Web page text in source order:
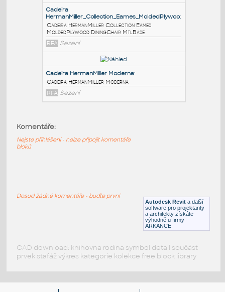
RFA
Cadeira
HermanMiller_Collection_Eames_UpholsteredM
Cadeira HermanMiller Collection Eames
UpholsteredMoldedArmChair
RFA Sezení
HermanMiller_Collection_Eames_MoldedPlywoo
Cadeira HermanMiller Collection Eames
MoldedPlywood DiningChair MtlBase
Cadeira HermanMiller Moderna
Cadeira HermanMiller ModernaAutodesk Revit a další
software pro projektanty
a architekty získáte
výhodně u firmy
ARKANCE
Komentáře:
Nejste přihlášeni - nelze připojit komentáře
bloků
Dosud žádné komentáře - buďte první
CAD download: knihovna rodina symbol detail součást
prvek stafáž výkres kategorie kolekce free block library